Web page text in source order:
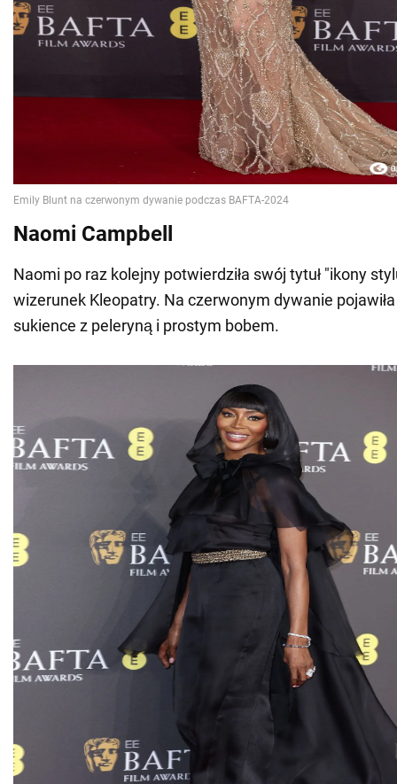
Naomi Campbell
Naomi po raz kolejny potwierdziła swój tytuł "ikony
wizerunek Kleopatry. Na czerwonym dywanie
sukience z peleryną i prostym bobem.